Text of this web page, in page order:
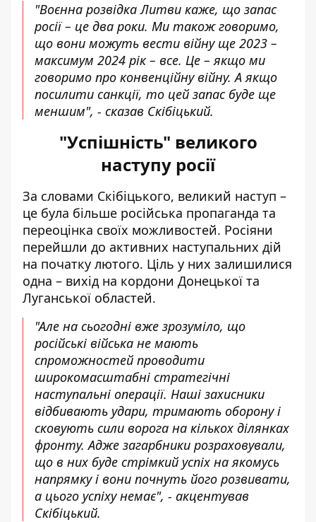
"Воєнна розвідка Литви каже, що запас
росії – це два роки. Ми також говоримо,
що вони можуть вести війну ще 2023 –
максимум 2024 рік – все. Це – якщо ми
говоримо про конвенційну війну. А якщо
посилити санкції, то цей запас буде ще
меншим", - сказав Скібіцький.
"Успішність" великого
наступу росії
За словами Скібіцького, великий наступ –
це була більше російська пропаганда та
переоцінка своїх можливостей. Росіяни
перейшли до активних наступальних дій
на початку лютого. Ціль у них залишилися
одна – вихід на кордони Донецької та
Луганської областей.
"Але на сьогодні вже зрозуміло, що
російські війська не мають
спроможностей проводити
широкомасштабні стратегічні
наступальні операції. Наші захисники
відбивають удари, тримають оборону і
сковують сили ворога на кількох ділянках
фронту. Адже загарбники розраховували,
що в них буде стрімкий успіх на якомусь
напрямку і вони почнуть його розвивати,
а цього успіху немає", - акцентував
Скібіцький.